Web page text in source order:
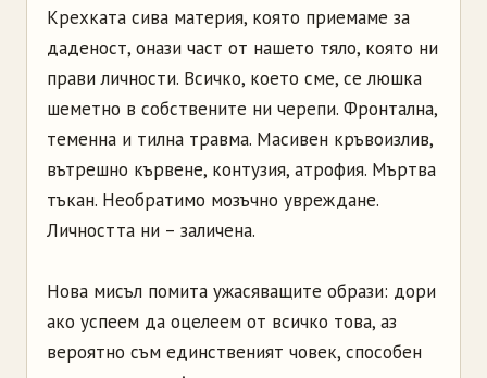
Крехката сива материя, която приемаме за
даденост, онази част от нашето тяло, която ни
прави личности. Всичко, което сме, се люшка
шеметно в собствените ни черепи. Фронтална,
теменна и тилна травма. Масивен кръвоизлив,
вътрешно кървене, контузия, атрофия. Мъртва
тъкан. Необратимо мозъчно увреждане.
Личността ни – заличена.
Нова мисъл помита ужасяващите образи: дори
ако успеем да оцелеем от всичко това, аз
вероятно съм единственият човек, способен